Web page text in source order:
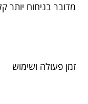
מדובר בניחוח יותר
זמן פעולה ושימוש